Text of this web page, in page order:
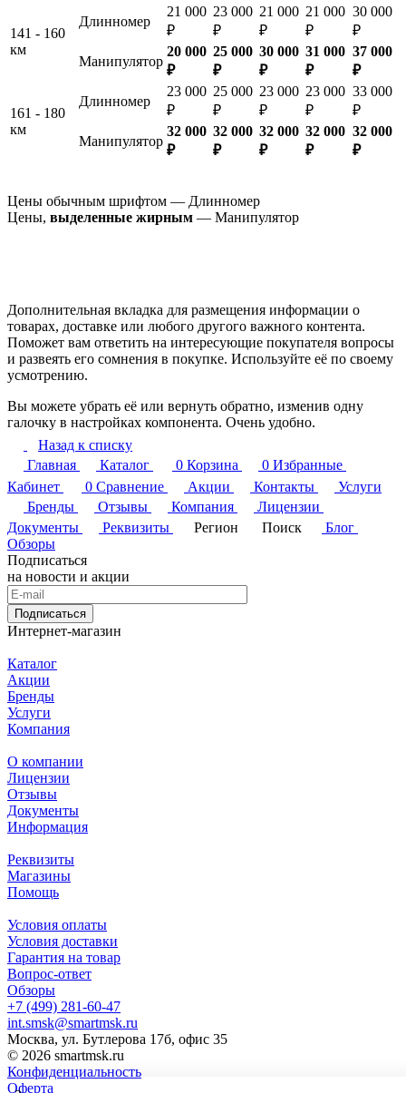
141 - 160
км
Длинномер
21 000
₽
23 000
₽
21 000
₽
21 000
₽
30 000
₽
Манипулятор
20 000
₽
25 000
₽
30 000
₽
31 000
₽
37 000
₽
161 - 180
км
Длинномер
23 000
₽
25 000
₽
23 000
₽
23 000
₽
33 000
₽
Манипулятор
32 000
₽
32 000
₽
32 000
₽
32 000
₽
32 000
₽
Цены обычным шрифтом — Длинномер
Цены, выделенные жирным — Манипулятор
Дополнительная вкладка для размещения информации о
товарах, доставке или любого другого важного контента.
Поможет вам ответить на интересующие покупателя вопросы
и развеять его сомнения в покупке. Используйте её по своему
усмотрению.
Вы можете убрать её или вернуть обратно, изменив одну
галочку в настройках компонента. Очень удобно.
Назад к списку
Главная
Каталог 0 Корзина 0 Избранные
Кабинет
0 Сравнение Акции Контакты
Услуги
Бренды
Отзывы Компания
Лицензии
Документы
Реквизиты Регион Поиск
Блог
Обзоры
Подписаться
на новости и акции
Подписаться
Интернет-магазин
Каталог
Акции
Бренды
Услуги
Компания
О компании
Лицензии
Отзывы
Документы
Информация
Реквизиты
Магазины
Помощь
Условия оплаты
Условия доставки
Гарантия на товар
Вопрос-ответ
Обзоры
+7 (499) 281-60-47
int.smsk@smartmsk.ru
Москва, ул. Бутлерова 17б, офис 35
© 2026 smartmsk.ru
Конфиденциальность
Оферта